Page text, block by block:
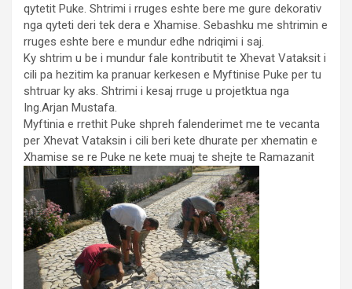
qytetit Puke. Shtrimi i rruges eshte bere me gure dekorativ
nga qyteti deri tek dera e Xhamise. Sebashku me shtrimin e
rruges eshte bere e mundur edhe ndriqimi i saj.
Ky shtrim u be i mundur fale kontributit te Xhevat Vataksit i
cili pa hezitim ka pranuar kerkesen e Myftinise Puke per tu
shtruar ky aks. Shtrimi i kesaj rruge u projetktua nga
Ing.Arjan Mustafa.
Myftinia e rrethit Puke shpreh falenderimet me te vecanta
per Xhevat Vataksin i cili beri kete dhurate per xhematin e
Xhamise se re Puke ne kete muaj te shejte te Ramazanit